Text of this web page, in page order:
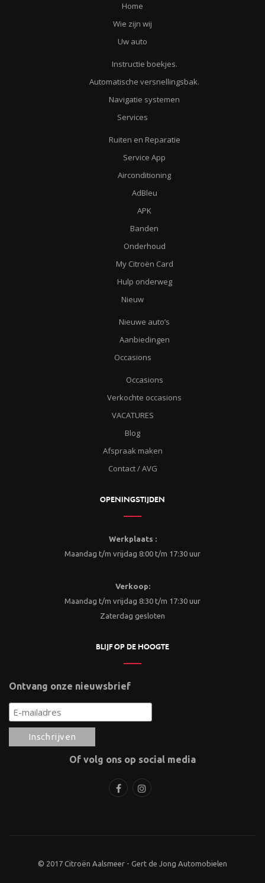
Home
Wie zijn wij
Uw auto
Instructie boekjes.
Automatische versnellingsbak.
Navigatie systemen
Services
Ruiten en Reparatie
Service App
Airconditioning
AdBleu
APK
Banden
Onderhoud
My Citroën Card
Hulp onderweg
Nieuw
Nieuwe auto’s
Aanbiedingen
Occasions
Occasions
Verkochte occasions
VACATURES
Blog
Afspraak maken
Contact / AVG
OPENINGSTIJDEN
Werkplaats :
Maandag t/m vrijdag 8:00 t/m 17:30 uur
Verkoop:
Maandag t/m vrijdag 8:30 t/m 17:30 uur
Zaterdag gesloten
BLIJF OP DE HOOGTE
Ontvang onze nieuwsbrief
Of volg ons op social media
© 2017 Citroën Aalsmeer - Gert de Jong Automobielen